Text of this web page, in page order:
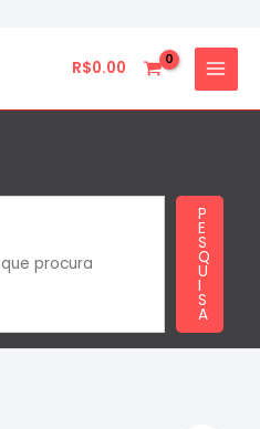
R$0.00
P
E
S
Q
U
I
S
A